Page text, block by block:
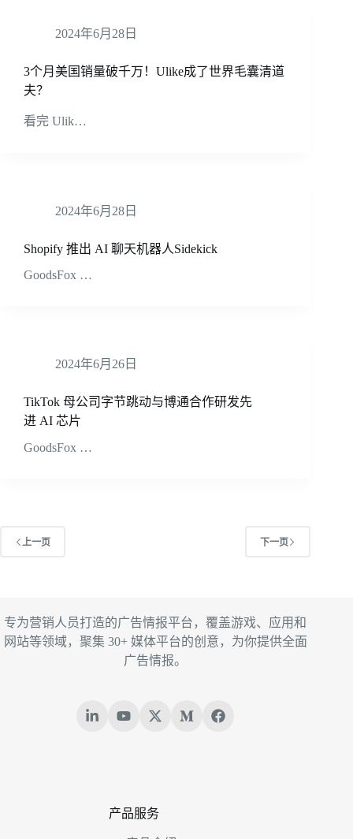
2024年6月28日
3个月美国销量破千万！Ulike成了世界毛囊清道
夫？
看完 Ulik…
2024年6月28日
Shopify 推出 AI 聊天机器人Sidekick
GoodsFox …
2024年6月26日
TikTok 母公司字节跳动与博通合作研发先
进 AI 芯片
GoodsFox …
上一页 下一页
专为营销人员打造的广告情报平台，覆盖游戏、应用和
网站等领域，聚集 30+ 媒体平台的创意，为你提供全面
广告情报。
产品服务